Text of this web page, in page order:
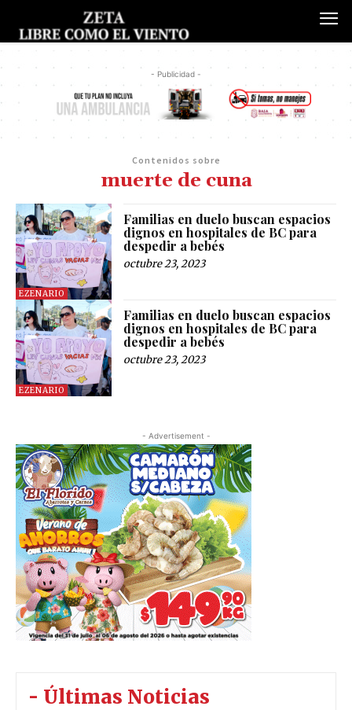
- Publicidad -
Contenidos sobre
muerte de cuna
EZENARIO
Familias en duelo buscan espacios
dignos en hospitales de BC para
despedir a bebés
octubre 23, 2023
EZENARIO
Familias en duelo buscan espacios
dignos en hospitales de BC para
despedir a bebés
octubre 23, 2023
- Advertisement -
- Últimas Noticias